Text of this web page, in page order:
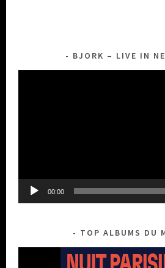
BJORK – LIVE IN
00:00
TOP ALBUMS DU